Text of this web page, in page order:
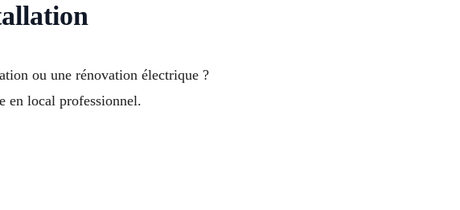
ou une rénovation électrique ?
en local professionnel.